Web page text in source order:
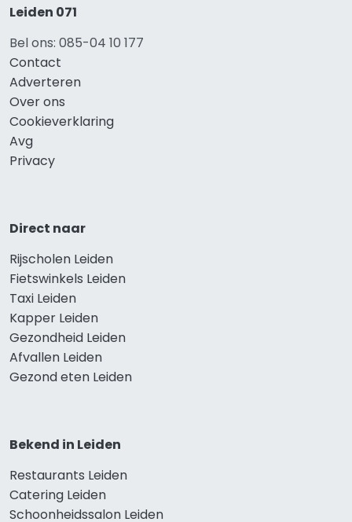
Leiden 071
Bel ons: 085-04 10 177
Contact
Adverteren
Over ons
Cookieverklaring
Avg
Privacy
Direct naar
Rijscholen Leiden
Fietswinkels Leiden
Taxi Leiden
Kapper Leiden
Gezondheid Leiden
Afvallen Leiden
Gezond eten Leiden
Bekend in Leiden
Restaurants Leiden
Catering Leiden
Schoonheidssalon Leiden